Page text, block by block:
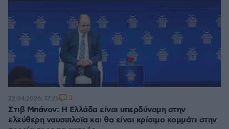
Στιβ Μπάνον: Η Ελλάδα είναι υπερδύναμη στην
ελεύθερη ναυσιπλοΐα και θα είναι κρίσιμο κομμάτι στην
22.04.2026, 17:25 3